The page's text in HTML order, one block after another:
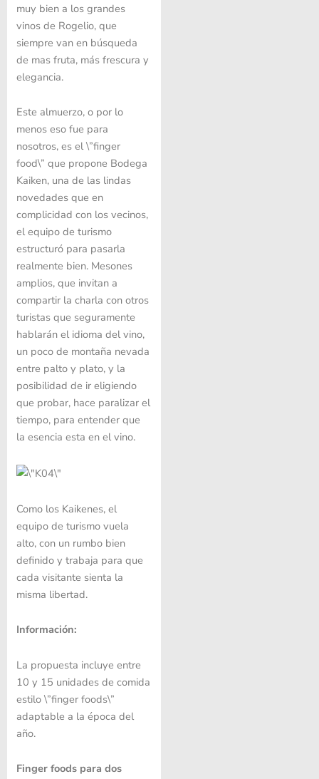
muy bien a los grandes
vinos de Rogelio, que
siempre van en búsqueda
de mas fruta, más frescura y
elegancia.
Este almuerzo, o por lo
menos eso fue para
nosotros, es el \”finger
food\” que propone Bodega
Kaiken, una de las lindas
novedades que en
complicidad con los vecinos,
el equipo de turismo
estructuró para pasarla
realmente bien. Mesones
amplios, que invitan a
compartir la charla con otros
turistas que seguramente
hablarán el idioma del vino,
un poco de montaña nevada
entre palto y plato, y la
posibilidad de ir eligiendo
que probar, hace paralizar el
tiempo, para entender que
la esencia esta en el vino.
Como los Kaikenes, el
equipo de turismo vuela
alto, con un rumbo bien
definido y trabaja para que
cada visitante sienta la
misma libertad.
Información:
La propuesta incluye entre
10 y 15 unidades de comida
estilo \”finger foods\”
adaptable a la época del
año.
Finger foods para dos